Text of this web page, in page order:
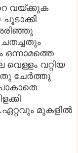
വയ്ക്കുക
ഒന്നാമത്തെ
വറ്റിയ
ചേർത്തു
മുകളിൽ